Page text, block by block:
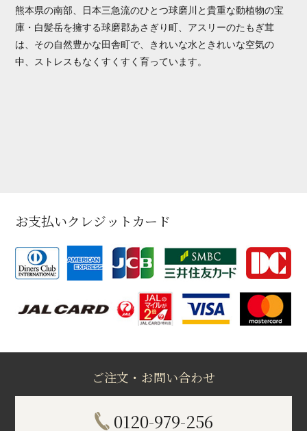
熊本県の南部、日本三急流のひとつ球磨川と貴重な動植物の宝
庫・白髪岳を擁する球磨郡あさぎり町、アスリーのたもぎ茸
は、その自然豊かな田舎町で、きれいな水ときれいな空気の
中、ストレスもなくすくすく育っています。
お支払いクレジットカード
ご注文・お問い合わせ
0120-979-256